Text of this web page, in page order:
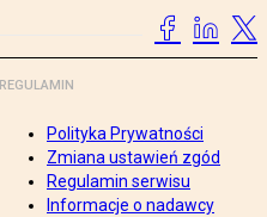
REGULAMIN
Polityka Prywatności
Zmiana ustawień zgód
Regulamin serwisu
Informacje o nadawcy